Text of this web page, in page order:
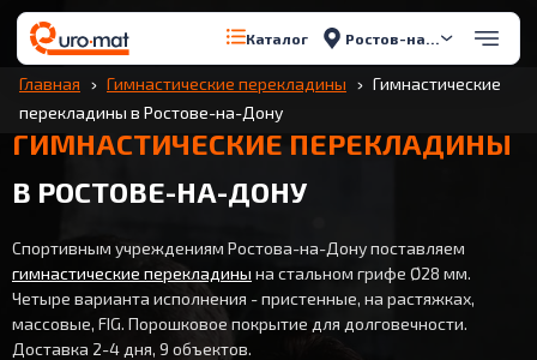
Каталог Ростов-на-Дону
Главная Гимнастические перекладины
Гимнастические
перекладины в Ростове-на-Дону
ГИМНАСТИЧЕСКИЕ ПЕРЕКЛАДИНЫ
В РОСТОВЕ-НА-ДОНУ
Спортивным учреждениям Ростова-на-Дону поставляем
гимнастические перекладины на стальном грифе Ø28 мм.
Четыре варианта исполнения - пристенные, на растяжках,
массовые, FIG. Порошковое покрытие для долговечности.
Доставка 2-4 дня, 9 объектов.